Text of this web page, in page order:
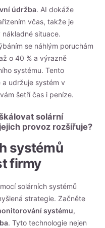
údržba. AI dokáže
včas, takže je
situace.
se náhlým poruchám
o 40 % a výrazně
systému. Tento
udržuje systém v
šetří čas i peníze.
solární
provoz rozšiřuje?
systémů
firmy
solárních systémů
strategie. Začněte
systému,
. Tyto technologie nejen